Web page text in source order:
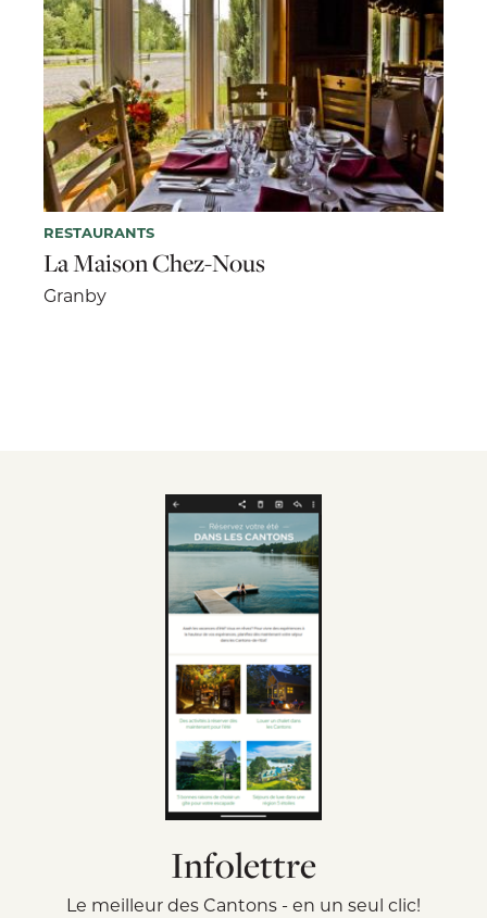
RESTAURANTS
La Maison Chez-Nous
Granby
Infolettre
Le meilleur des Cantons - en un seul clic!